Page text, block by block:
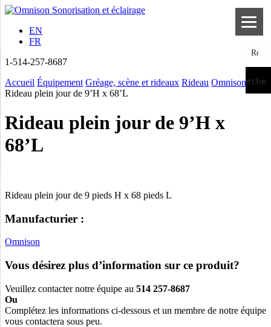
EN
FR
1-514-257-8687
Recherche
Accueil Équipement Gréage, scène et rideaux Rideau Omnison
Rideau plein jour de 9’H x 68’L
Rideau plein jour de 9’H x
68’L
Rideau plein jour de 9 pieds H x 68 pieds L
Manufacturier :
Omnison
Vous désirez plus d’information sur ce produit?
Veuillez contacter notre équipe au 514 257-8687
Ou
Complétez les informations ci-dessous et un membre de notre équipe
vous contactera sous peu.